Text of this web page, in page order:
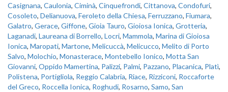
Casignana, Caulonia, Ciminà, Cinquefrondi, Cittanova, Condofuri,
Cosoleto, Delianuova, Feroleto della Chiesa, Ferruzzano, Fiumara,
Galatro, Gerace, Giffone, Gioia Tauro, Gioiosa Ionica, Grotteria,
Laganadi, Laureana di Borrello, Locri, Mammola, Marina di Gioiosa
Ionica, Maropati, Martone, Melicuccà, Melicucco, Melito di Porto
Salvo, Molochio, Monasterace, Montebello Ionico, Motta San
Giovanni, Oppido Mamertina, Palizzi, Palmi, Pazzano, Placanica, Platì,
Polistena, Portigliola, Reggio Calabria, Riace, Rizziconi, Roccaforte
del Greco, Roccella Ionica, Roghudi, Rosarno, Samo, San